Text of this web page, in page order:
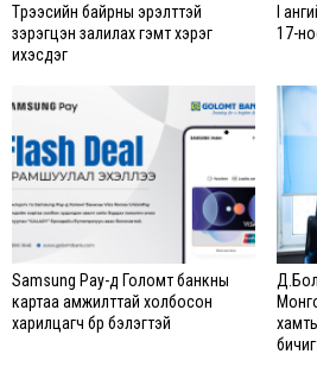
Түрээсийн байрны эрэлттэй
зэрэгцэн залилах гэмт хэрэг
ихэсдэг
I
17-
Samsung Pay-д Голомт банкны
картаа амжилттай холбосон
харилцагч бүр бэлэгтэй